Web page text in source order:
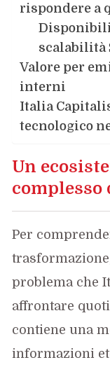
rispondere a
scalabilità
Valore per
interni
Italia
tecnologico
Un
complesso
Per
problema che
affrontare
contiene una
informazioni